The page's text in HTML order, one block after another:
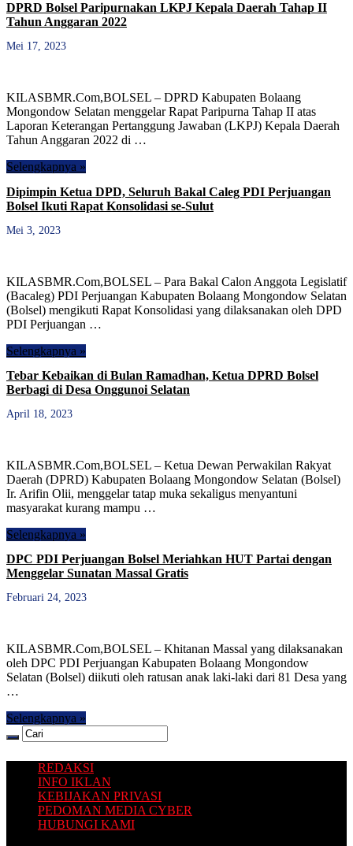
DPRD Bolsel Paripurnakan LKPJ Kepala Daerah Tahap II
Tahun Anggaran 2022
Mei 17, 2023
KILASBMR.Com,BOLSEL – DPRD Kabupaten Bolaang
Mongondow Selatan menggelar Rapat Paripurna Tahap II atas
Laporan Keterangan Pertanggung Jawaban (LKPJ) Kepala Daerah
Tahun Anggaran 2022 di …
Selengkapnya »
Dipimpin Ketua DPD, Seluruh Bakal Caleg PDI Perjuangan
Bolsel Ikuti Rapat Konsolidasi se-Sulut
Mei 3, 2023
KILASBMR.Com,BOLSEL – Para Bakal Calon Anggota Legislatif
(Bacaleg) PDI Perjuangan Kabupaten Bolaang Mongondow Selatan
(Bolsel) mengikuti Rapat Konsolidasi yang dilaksanakan oleh DPD
PDI Perjuangan …
Selengkapnya »
Tebar Kebaikan di Bulan Ramadhan, Ketua DPRD Bolsel
Berbagi di Desa Onggunoi Selatan
April 18, 2023
KILASBMR.Com,BOLSEL – Ketua Dewan Perwakilan Rakyat
Daerah (DPRD) Kabupaten Bolaang Mongondow Selatan (Bolsel)
Ir. Arifin Olii, menggelar tatap muka sekaligus menyantuni
masyarakat kurang mampu …
Selengkapnya »
DPC PDI Perjuangan Bolsel Meriahkan HUT Partai dengan
Menggelar Sunatan Massal Gratis
Februari 24, 2023
KILASBMR.Com,BOLSEL – Khitanan Massal yang dilaksanakan
oleh DPC PDI Perjuangan Kabupaten Bolaang Mongondow
Selatan (Bolsel) diikuti oleh ratusan anak laki-laki dari 81 Desa yang
…
Selengkapnya »
REDAKSI
INFO IKLAN
KEBIJAKAN PRIVASI
PEDOMAN MEDIA CYBER
HUBUNGI KAMI